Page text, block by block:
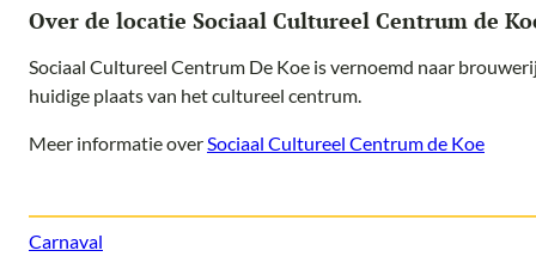
Over de locatie Sociaal Cultureel Centrum de
Sociaal Cultureel Centrum De Koe is vernoemd naar
huidige plaats van het cultureel centrum.
Meer informatie overSociaal Cultureel Centrum de Koe
Carnaval